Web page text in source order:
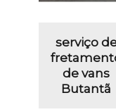
serviço
de vans
Butantã